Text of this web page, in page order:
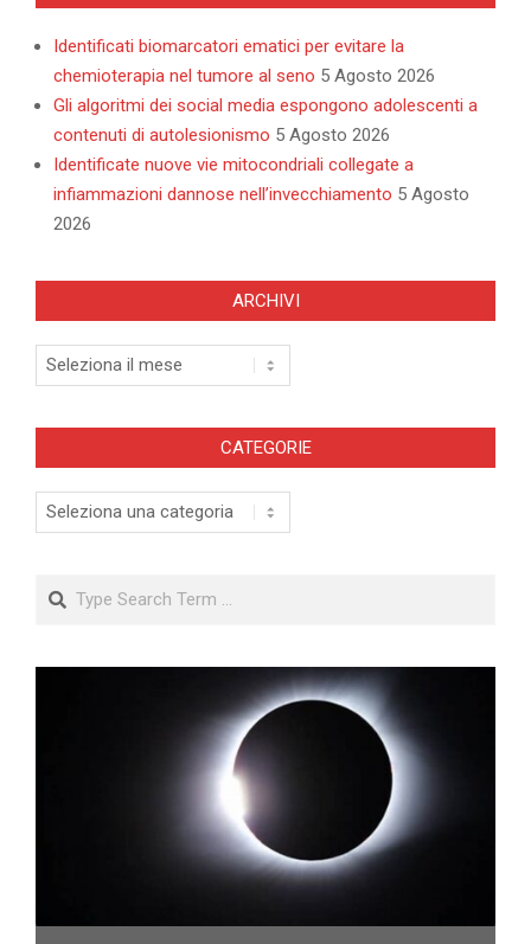
Identificati biomarcatori ematici per evitare la
chemioterapia nel tumore al seno 5 Agosto 2026
Gli algoritmi dei social media espongono adolescenti a
contenuti di autolesionismo 5 Agosto 2026
Identificate nuove vie mitocondriali collegate a
infiammazioni dannose nell’invecchiamento 5 Agosto
2026
ARCHIVI
Archivi
CATEGORIE
Categorie
Search